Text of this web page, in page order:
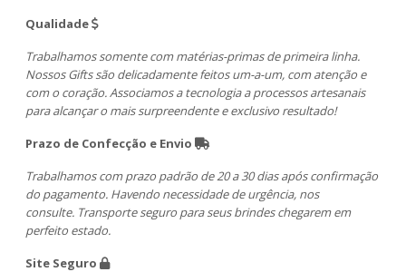
Qualidade
Trabalhamos somente com matérias-primas de primeira linha.
Nossos Gifts são delicadamente feitos um-a-um, com atenção e
com o coração. Associamos a tecnologia a processos artesanais
para alcançar o mais surpreendente e exclusivo resultado!
Prazo de Confecção e Envio
Trabalhamos com prazo padrão de 20 a 30 dias após confirmação
do pagamento. Havendo necessidade de urgência, nos
consulte. Transporte seguro para seus brindes chegarem em
perfeito estado.
Site Seguro